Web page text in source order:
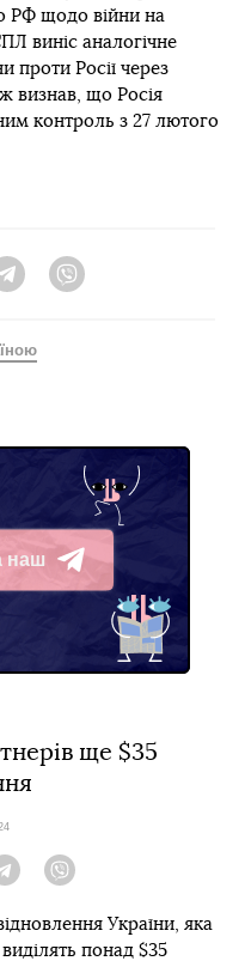
РФ щодо війни на
виніс аналогічне
проти Росії через
визнав, що Росія
контроль з 27 лютого
Telegram
наш
ще $35
Telegram
України, яка
понад $35